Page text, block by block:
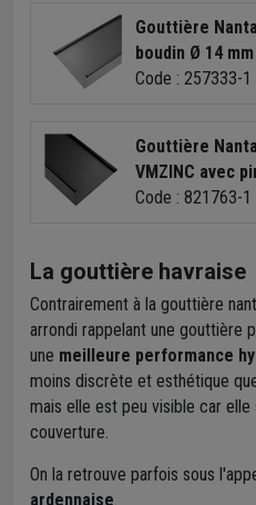
Gouttière
boudin Ø 14
longueur 4 M
Code : 257333-1
Gouttière
VMZINC avec
ép. 0,65 MM - H.
Code : 821763-1
La gouttière havraise
Contrairement à la gouttière
arrondi rappelant une gouttière
une meilleure performance
moins discrète et esthétique
mais elle est peu visible car elle
couverture.
On la retrouve parfois sous
ardennaise